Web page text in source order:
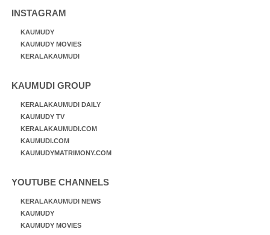
INSTAGRAM
KAUMUDY
KAUMUDY MOVIES
KERALAKAUMUDI
KAUMUDI GROUP
KERALAKAUMUDI DAILY
KAUMUDY TV
KERALAKAUMUDI.COM
KAUMUDI.COM
KAUMUDYMATRIMONY.COM
YOUTUBE CHANNELS
KERALAKAUMUDI NEWS
KAUMUDY
KAUMUDY MOVIES